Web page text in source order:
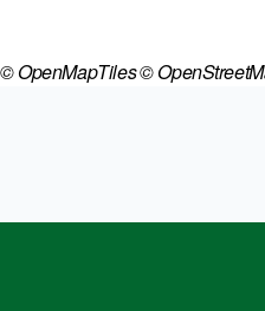
© OpenMapTiles©